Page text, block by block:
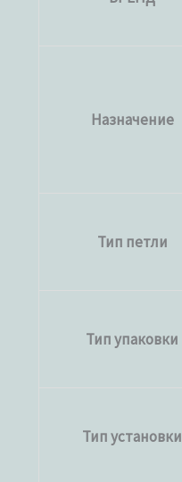
Назначение
Тип петли
Тип упаковки
Тип установки